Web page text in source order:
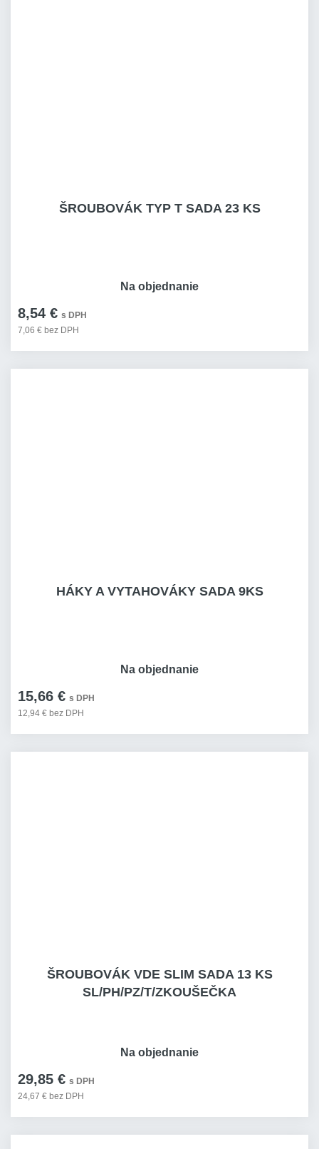
ŠROUBOVÁK TYP T SADA 23 KS
8,54 € s DPH
7,06 € bez DPH
Na objednanie
HÁKY A VYTAHOVÁKY SADA 9KS
15,66 € s DPH
12,94 € bez DPH
Na objednanie
ŠROUBOVÁK VDE SLIM SADA 13 KS
SL/PH/PZ/T/ZKOUŠEČKA
29,85 € s DPH
24,67 € bez DPH
Na objednanie